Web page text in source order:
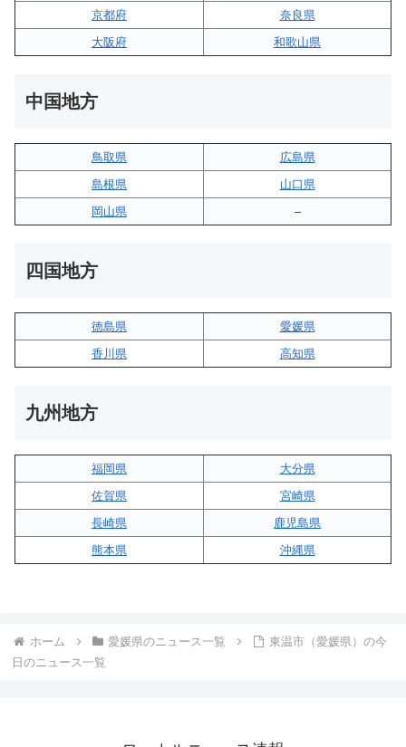
京都府
奈良県
大阪府
和歌山県
中国地方
鳥取県
広島県
島根県
山口県
岡山県
–
四国地方
徳島県
愛媛県
香川県
高知県
九州地方
福岡県
大分県
佐賀県
宮崎県
長崎県
鹿児島県
熊本県
沖縄県
ホーム 愛媛県のニュース一覧
東温市（愛媛県）の今
日のニュース一覧